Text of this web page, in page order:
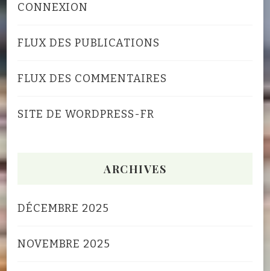
CONNEXION
FLUX DES PUBLICATIONS
FLUX DES COMMENTAIRES
SITE DE WORDPRESS-FR
ARCHIVES
DÉCEMBRE 2025
NOVEMBRE 2025